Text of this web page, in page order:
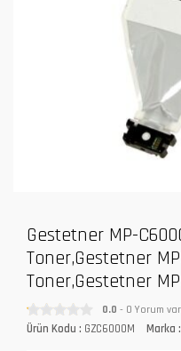
Gestetner MP-
Toner,Gestetner
Toner,Gestetner
0.0 - 0 Yorum
Ürün Kodu : GZC6000M Marka :